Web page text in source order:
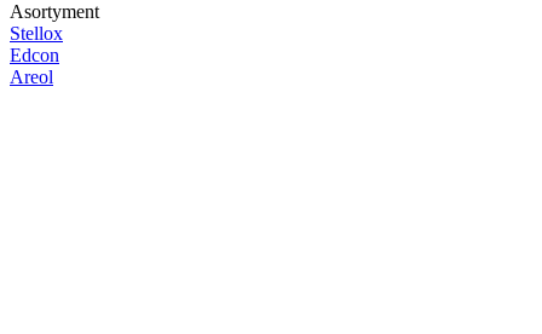
Asortyment
Stellox
Edcon
Areol